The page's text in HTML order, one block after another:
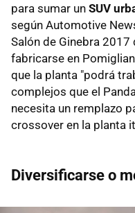
para sumar un SUV
según Automotive
Salón de Ginebra 2017
fabricarse en
que la planta "podrá
complejos que el
necesita un remplazo
crossover en la planta
Diversificarse o